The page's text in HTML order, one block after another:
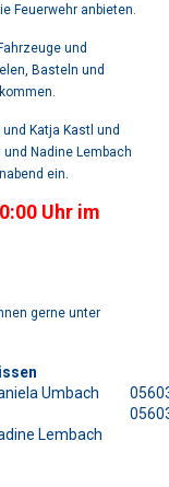
Feuerwehr anbieten.
und
Basteln und
Katja Kastl und
Nadine Lembach
ein.
Uhr im
gerne unter
Umbach
Lembach